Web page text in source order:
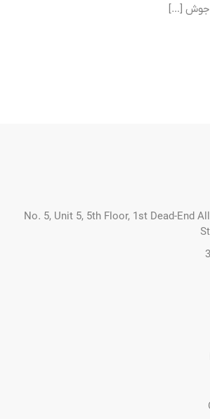
جوش […]
No. 5, Unit 5, 5th Floor, 1st Dead-End